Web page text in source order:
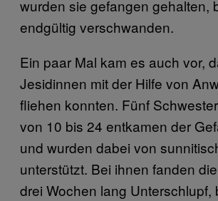
wurden sie gefangen gehalten,
endgültig verschwanden.
Ein paar Mal kam es auch vor,
Jesidinnen mit der Hilfe von
fliehen konnten. Fünf
von 10 bis 24 entkamen der
und wurden dabei von
unterstützt. Bei ihnen fanden
drei Wochen lang Unterschlupf,